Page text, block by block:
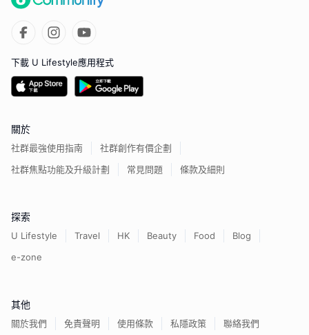
下載 U Lifestyle應用程式
關於
社群最強使用指南
社群創作有價企劃
社群焦點功能及升級計劃
常見問題 條款及細則
探索
U Lifestyle Travel HK Beauty Food
Blog
e-zone
其他
關於我們 免責聲明 使用條款 私隱政策 聯絡我們